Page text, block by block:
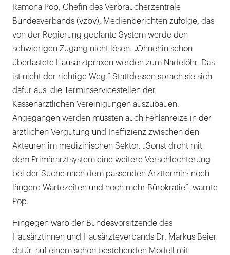
Ramona Pop, Chefin des Verbraucherzentrale
Bundesverbands (vzbv), Medienberichten zufolge, das
von der Regierung geplante System werde den
schwierigen Zugang nicht lösen. „Ohnehin schon
überlastete Hausarztpraxen werden zum Nadelöhr. Das
ist nicht der richtige Weg.“ Stattdessen sprach sie sich
dafür aus, die Terminservicestellen der
Kassenärztlichen Vereinigungen auszubauen.
Angegangen werden müssten auch Fehlanreize in der
ärztlichen Vergütung und Ineffizienz zwischen den
Akteuren im medizinischen Sektor. „Sonst droht mit
dem Primärarztsystem eine weitere Verschlechterung
bei der Suche nach dem passenden Arzttermin: noch
längere Wartezeiten und noch mehr Bürokratie“, warnte
Pop.
Hingegen warb der Bundesvorsitzende des
Hausärztinnen und Hausärzteverbands Dr. Markus Beier
dafür, auf einem schon bestehenden Modell mit